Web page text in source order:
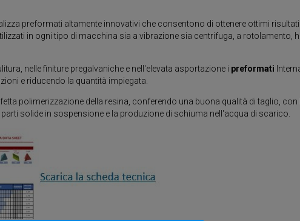
preformati altamente innovativi che consentono di ottenere ottimi
in ogni tipo di macchina sia a vibrazione sia centrifuga, a rotolamento,
nelle finiture pregalvaniche e nell'elevata asportazione i preformati
e riducendo la quantità impiegata.
polimerizzazione della resina, conferendo una buona qualità di taglio, con
solide in sospensione e la produzione di schiuma nell'acqua di scarico.